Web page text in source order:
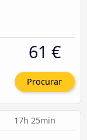
61 €
Procurar
17h 25min